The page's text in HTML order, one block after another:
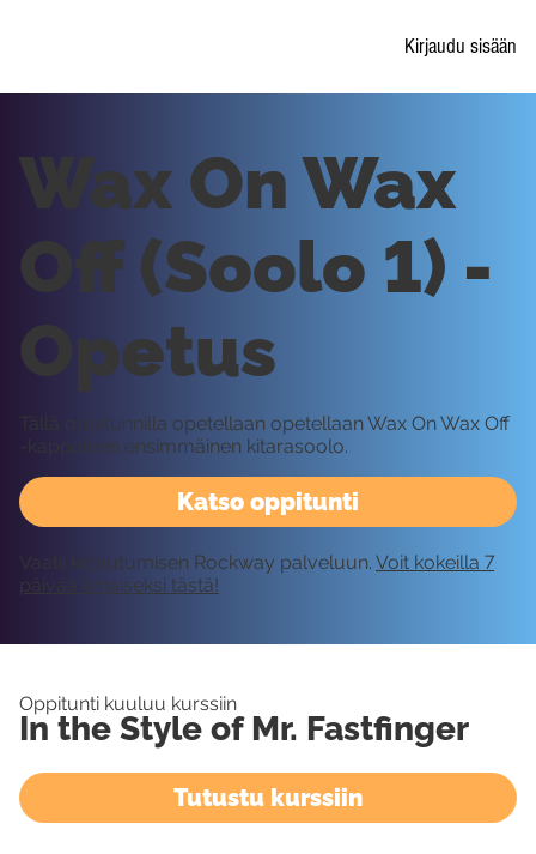
Kirjaudu sisään
Katso oppitunti
Wax On Wax
Off (Soolo 1) -
Opetus
Tällä oppitunnilla opetellaan opetellaan Wax On Wax Off
-kappaleen ensimmäinen kitarasoolo.
Vaatii kirjautumisen Rockway palveluun. Voit kokeilla 7
päivää ilmaiseksi tästä!
Oppitunti kuuluu kurssiin
In the Style of Mr. Fastfinger
Tutustu kurssiin